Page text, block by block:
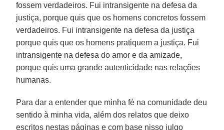
fossem verdadeiros. Fui intransigente na defesa da
justiça, porque quis que os homens concretos fossem
verdadeiros. Fui intransigente na defesa da justiça
porque quis que os homens pratiquem a justiça. Fui
intransigente na defesa do amor e da amizade,
porque quis uma grande autenticidade nas relações
humanas.
Para dar a entender que minha fé na comunidade deu
sentido à minha vida, além dos relatos que deixo
escritos nestas páginas e com base nisso julgo